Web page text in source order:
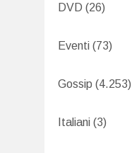
DVD (26)
Eventi (73)
Gossip (4.253)
Italiani (3)